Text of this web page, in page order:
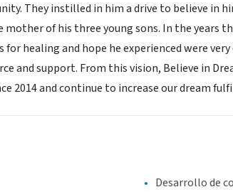
They instilled in him a drive to believe in
of his three young sons. In the years
healing and hope he experienced were
and support. From this vision, Believe in
2014 and continue to increase our dream
Desarrollo de